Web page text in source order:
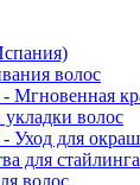
волос
Мгновенная
волос
Уход для
для стайлинга
волос